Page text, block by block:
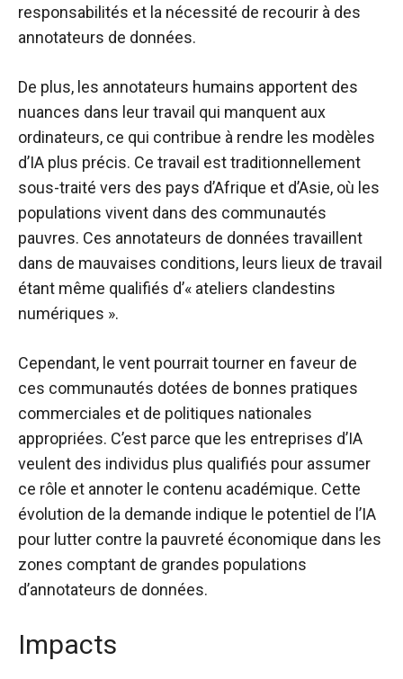
responsabilités et la nécessité de recourir à des
annotateurs de données.
De plus, les annotateurs humains apportent des
nuances dans leur travail qui manquent aux
ordinateurs, ce qui contribue à rendre les modèles
d’IA plus précis. Ce travail est traditionnellement
sous-traité vers des pays d’Afrique et d’Asie, où les
populations vivent dans des communautés
pauvres. Ces annotateurs de données travaillent
dans de mauvaises conditions, leurs lieux de travail
étant même qualifiés d’« ateliers clandestins
numériques ».
Cependant, le vent pourrait tourner en faveur de
ces communautés dotées de bonnes pratiques
commerciales et de politiques nationales
appropriées. C’est parce que les entreprises d’IA
veulent des individus plus qualifiés pour assumer
ce rôle et annoter le contenu académique. Cette
évolution de la demande indique le potentiel de l’IA
pour lutter contre la pauvreté économique dans les
zones comptant de grandes populations
d’annotateurs de données.
Impacts